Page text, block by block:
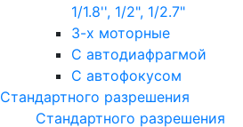
1/1.8'', 1/2", 1/2.7"
3-х моторные
С автодиафрагмой
С автофокусом
Стандартного разрешения
Стандартного разрешения